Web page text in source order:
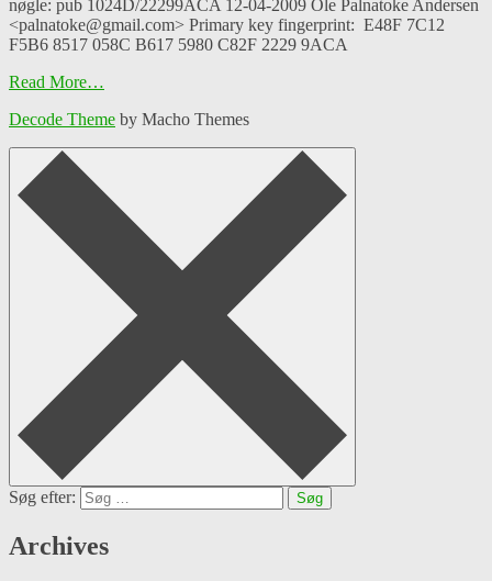
nøgle: pub 1024D/22299ACA 12-04-2009 Ole Palnatoke Andersen
<palnatoke@gmail.com> Primary key fingerprint: E48F 7C12
F5B6 8517 058C B617 5980 C82F 2229 9ACA
Read More…
Decode Theme by Macho Themes
Søg efter:
Archives